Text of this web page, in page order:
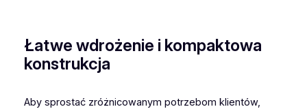
Łatwe wdrożenie i kompaktowa
konstrukcja
Aby sprostać zróżnicowanym potrzebom klientów,